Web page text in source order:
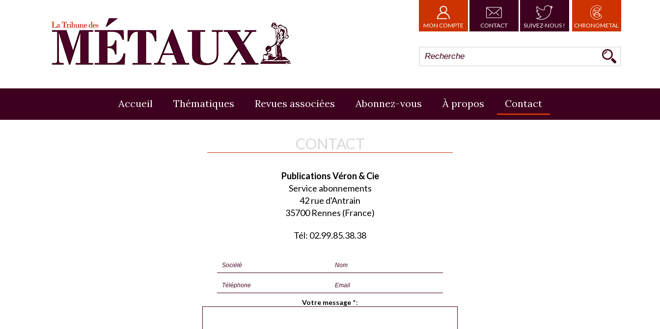
MON COMPTE CONTACT SUIVEZ-NOUS ! CHRONOMETAL
Accueil Thématiques Revues associées Abonnez-vous À propos Contact
CONTACT
Publications Véron & Cie
Service abonnements
42 rue d'Antrain
35700 Rennes (France)
Tél: 02.99.85.38.38
Votre message *: